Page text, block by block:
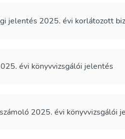
jelentés 2025. évi korlátozott
évi könyvvizsgálói jelentés
2025. évi könyvvizsgálói